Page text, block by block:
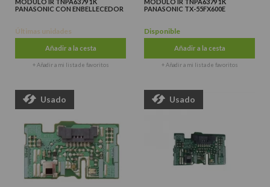
PANASONIC CON ENBELLECEDOR
Últimas unidades
Añadir a la cesta
+ Añadir a mi lista de favoritos
PANASONIC TX-55FX600E
Disponible
Añadir a la cesta
+ Añadir a mi lista de favoritos
Usado Usado